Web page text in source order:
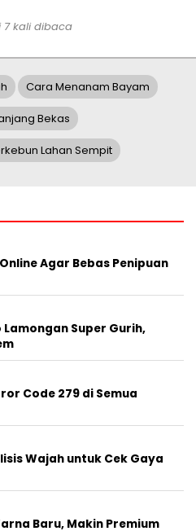
7 kali dibaca
Cara Menanam Bayam
Bekas
Lahan Sempit
Agar Bebas Penipuan
Super Gurih,
Code 279 di Semua
Wajah untuk Cek Gaya
Baru, Makin Premium